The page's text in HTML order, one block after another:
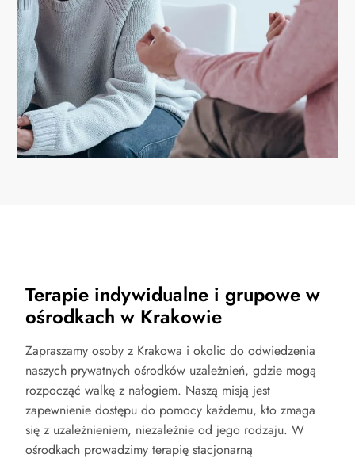
Terapie indywidualne i grupowe w
ośrodkach w Krakowie
Zapraszamy osoby z Krakowa i okolic do odwiedzenia
naszych prywatnych ośrodków uzależnień, gdzie mogą
rozpocząć walkę z nałogiem. Naszą misją jest
zapewnienie dostępu do pomocy każdemu, kto zmaga
się z uzależnieniem, niezależnie od jego rodzaju. W
ośrodkach prowadzimy terapię stacjonarną